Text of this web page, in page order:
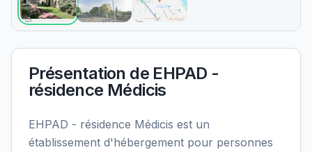
Présentation de EHPAD -
résidence Médicis
EHPAD - résidence Médicis est un
établissement d'hébergement pour personnes